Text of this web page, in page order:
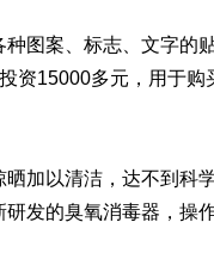
图案、标志、文字的
资15000多元，用于购
加以清洁，达不到科
发的臭氧消毒器，操